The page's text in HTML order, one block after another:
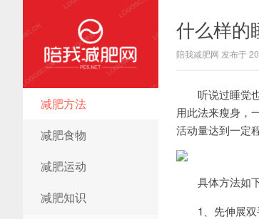
陪我减肥网
减肥方法
减肥食物
减肥运动
减肥知识
什么样的
陪我减肥网 发布于
听说过睡觉也
用此法来瘦身，
活动量达到一定
具体方法如下
1、先伸展双